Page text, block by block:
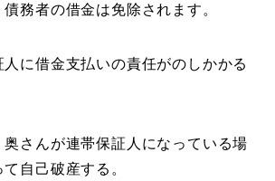
務者の借金は免除されます。
人に借金支払いの責任がのしかかる
さんが連帯保証人になっている場
自己破産する。